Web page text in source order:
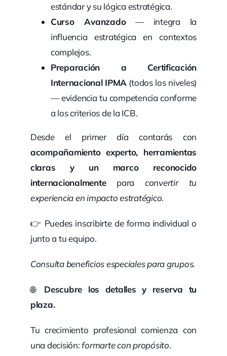
estándar y su lógica estratégica.
Curso Avanzado— integra la
influencia estratégica en contextos
complejos.
Preparación a Certificación
Internacional IPMA (todos los niveles)
— evidencia tu competencia conforme
a los criterios de la ICB.
Desde el primer día contarás con
acompañamiento experto, herramientas
claras y un marco reconocido
internacionalmentepara convertir tu
experiencia en impacto estratégico.
👉 Puedes inscribirte de forma individual o
junto a tu equipo.
Consulta beneficios especiales para grupos.
🌐 Descubre los detalles y reserva tu
plaza.
Tu crecimiento profesional comienza con
una decisión:formarte con propósito.